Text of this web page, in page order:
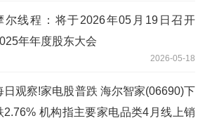
尔线程：将于2026年05月19日召开
年年度股东大会
2026-05-18
日观察!家电股普跌 海尔智家(06690)下
2.76% 机构指主要家电品类4月线上销